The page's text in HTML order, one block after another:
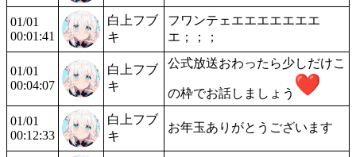
01/01
00:01:41
白上フブ
キ
フワンテェエエエエエエエ
エ；；；
01/01
00:04:07
白上フブ
キ
公式放送おわったら少しだけこ
の枠でお話しましょう
01/01
00:12:33
白上フブ
キ
お年玉ありがとうございます